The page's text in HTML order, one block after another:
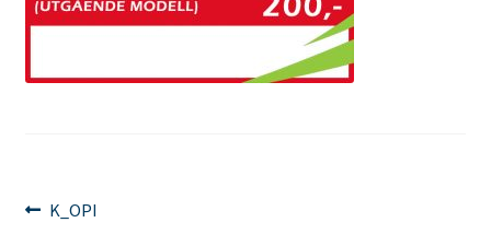
Innleggsnavigasjon
Forrige
K_OPI